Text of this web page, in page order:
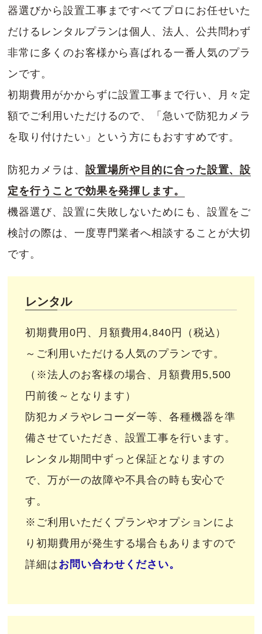
器選びから設置工事まですべてプロにお任せいた
だけるレンタルプランは個人、法人、公共問わず
非常に多くのお客様から喜ばれる一番人気のプラ
ンです。
初期費用がかからずに設置工事まで行い、月々定
額でご利用いただけるので、「急いで防犯カメラ
を取り付けたい」という方にもおすすめです。
防犯カメラは、 設置場所や目的に合った設置、設
定を行うことで効果を発揮します。
機器選び、設置に失敗しないためにも、設置をご
検討の際は、一度専門業者へ相談することが大切
です。
レンタル
初期費用0円、月額費用4,840円（税込）
～ご利用いただける人気のプランです。
（※法人のお客様の場合、月額費用5,500
円前後～となります）
防犯カメラやレコーダー等、各種機器を準
備させていただき、設置工事を行います。
レンタル期間中ずっと保証となりますの
で、万が一の故障や不具合の時も安心で
す。
※ご利用いただくプランやオプションによ
り初期費用が発生する場合もありますので
詳細はお問い合わせください。